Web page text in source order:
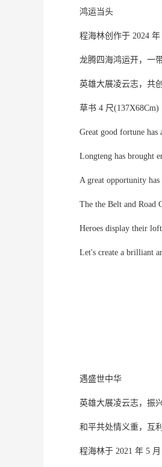
鸿运当头
程海林创作于 2024 年
龙腾四海鸿运开，一
英雄大展凌云志，共
草书 4 尺(137X68Cm)
Great good fortune
Longteng has brought
A great opportunity
The the Belt and Road
Heroes display their
Let's create a brilliant
遇盛世中华
英雄大展凌云志，振
和平共处情义重，互
程海林于 2021 年 5